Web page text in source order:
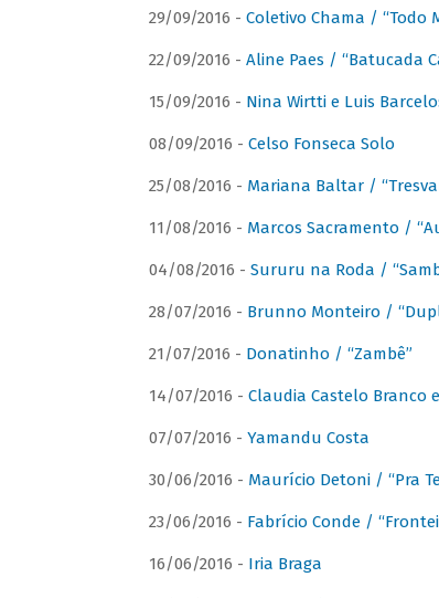
29/09/2016 - Coletivo Chama / “Todo
22/09/2016 - Aline Paes / “Batucada
15/09/2016 - Nina Wirtti e Luis
08/09/2016 - Celso Fonseca Solo
25/08/2016 - Mariana Baltar /
11/08/2016 - Marcos Sacramento /
04/08/2016 - Sururu na Roda /
28/07/2016 - Brunno Monteiro /
21/07/2016 - Donatinho / “Zambê”
14/07/2016 - Claudia Castelo Branco
07/07/2016 - Yamandu Costa
30/06/2016 - Maurício Detoni / “Pra
23/06/2016 - Fabrício Conde /
16/06/2016 - Iria Braga